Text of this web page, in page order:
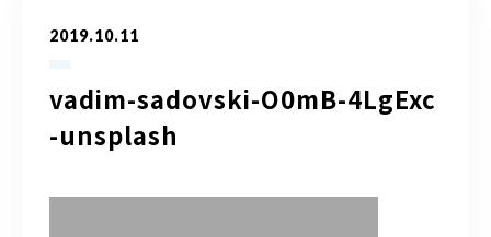
2019.10.11
vadim-sadovski-O0mB-4LgExc
-unsplash
ACCESS